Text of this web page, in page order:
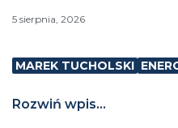
5 sierpnia, 2026
MAREK TUCHOLSKI
Rozwiń wpis...